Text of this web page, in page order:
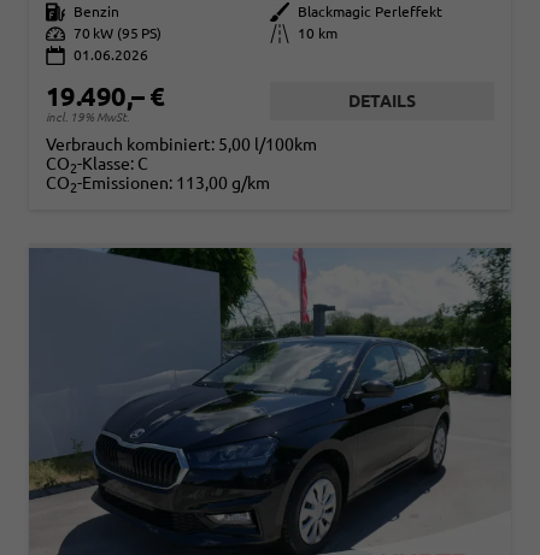
Kraftstoff
Benzin Außenfarbe
Blackmagic Perleffekt
Leistung 70 kW (95 PS) Kilometerstand
10 km
01.06.2026
19.490,– €
incl. 19% MwSt.
DETAILS
Verbrauch kombiniert: 5,00 l/100km
CO2-Klasse: C
CO2-Emissionen: 113,00 g/km